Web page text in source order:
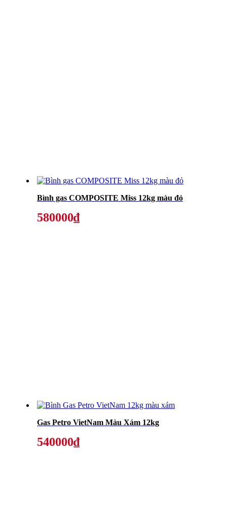
Bình gas COMPOSITE Miss 12kg màu đỏ
580000₫
Gas Petro VietNam Màu Xám 12kg
540000₫